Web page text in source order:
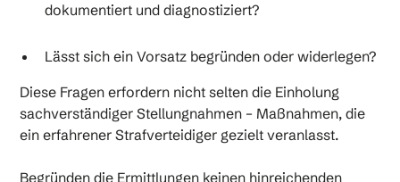
dokumentiert und diagnostiziert?
Lässt sich ein Vorsatz begründen oder widerlegen?
Diese Fragen erfordern nicht selten die Einholung
sachverständiger Stellungnahmen – Maßnahmen, die
ein erfahrener Strafverteidiger gezielt veranlasst.
Begründen die Ermittlungen keinen hinreichenden